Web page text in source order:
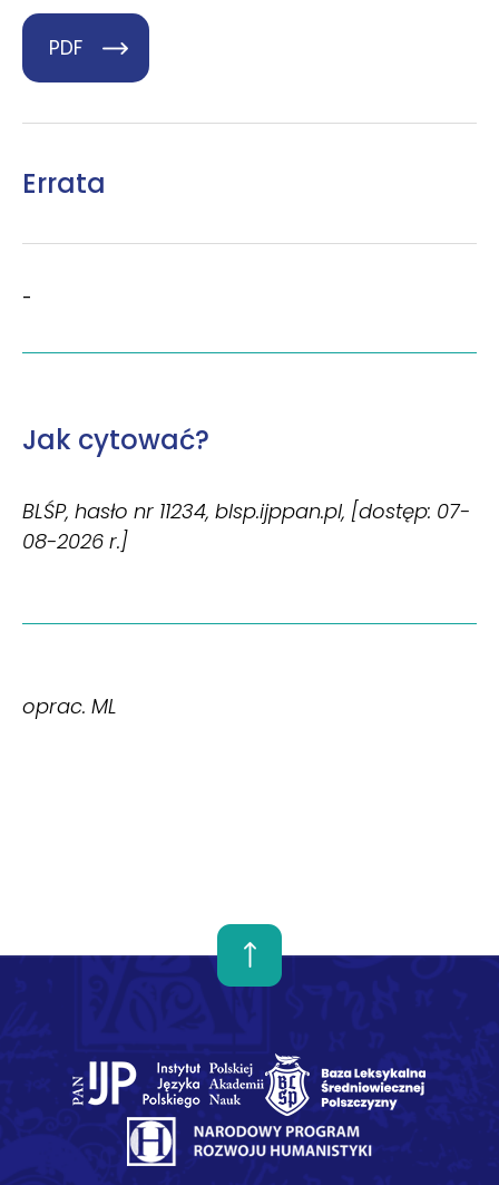
PDF
Errata
-
Jak cytować?
BLŚP, hasło nr 11234, blsp.ijppan.pl, [dostęp: 07-
08-2026 r.]
oprac. ML